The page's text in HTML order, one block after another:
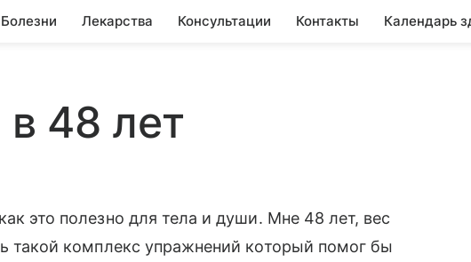
Болезни Лекарства Консультации Контакты Календарь
в 48 лет
это полезно для тела и души. Мне 48 лет, вес
такой комплекс упражнений который помог бы